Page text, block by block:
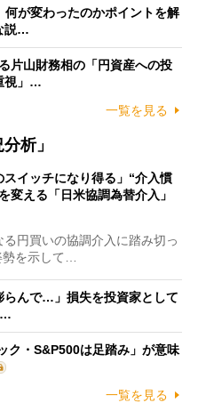
が変わったのかポイントを解
説…
片山財務相の「円資産への投
視」…
一覧を見る
析」
スイッチになり得る」“介入慣
変える「日米協調為替介入」
円買いの協調介入に踏み切っ
を示して…
らんで…」損失を投資家として
…
ク・S&P500は足踏み」が意味
一覧を見る